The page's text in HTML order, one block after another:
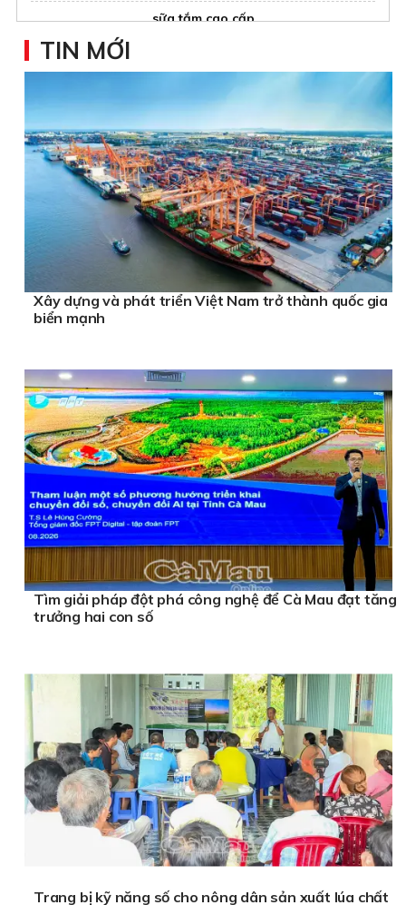
sữa tắm cao cấp
gia công sản xuất nước hoa
tại thegioinem
Cửa hàng Nước hoa
nệm thắng lợi
Biogreen
TIN MỚI
Xây dựng và phát triển Việt Nam trở thành quốc gia
biển mạnh
Tìm giải pháp đột phá công nghệ để Cà Mau đạt tăng
trưởng hai con số
Trang bị kỹ năng số cho nông dân sản xuất lúa chất